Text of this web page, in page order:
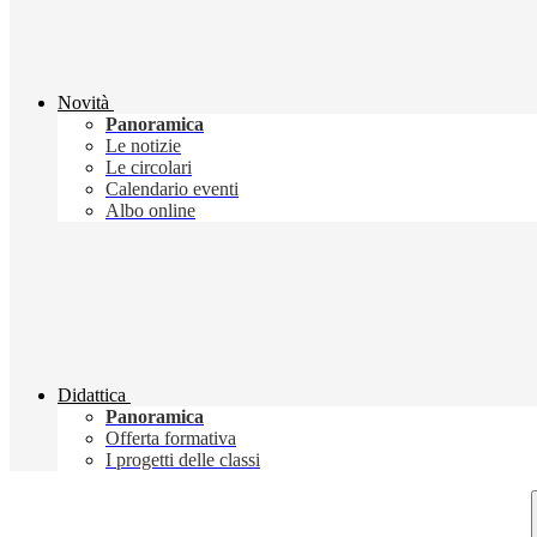
Novità
Panoramica
Le notizie
Le circolari
Calendario eventi
Albo online
Didattica
Panoramica
Offerta formativa
I progetti delle classi